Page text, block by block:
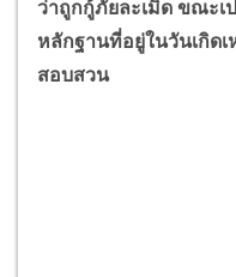
ว่าถูกกู้ภัยละเมิด ขณะเ
หลักฐานที่อยู่ในวันเกิด
สอบสวน